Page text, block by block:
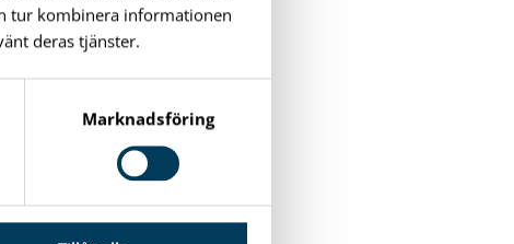
tur kombinera informationen
deras tjänster.
Marknadsföring